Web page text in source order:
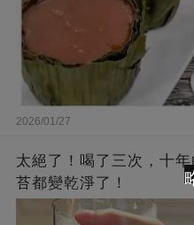
2026/01/27
太絕了！喝了三次，十
苔都變乾淨了！